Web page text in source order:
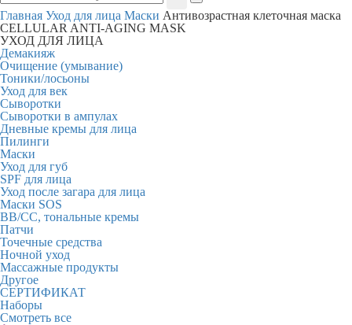
Главная Уход для лица Маски Антивозрастная клеточная маска
CELLULAR ANTI-AGING MASK
УХОД ДЛЯ ЛИЦА
Демакияж
Очищение (умывание)
Тоники/лосьоны
Уход для век
Сыворотки
Сыворотки в ампулах
Дневные кремы для лица
Пилинги
Маски
Уход для губ
SPF для лица
Уход после загара для лица
Маски SOS
BB/CC, тональные кремы
Патчи
Точечные средства
Ночной уход
Массажные продукты
Другое
СЕРТИФИКАТ
Наборы
Смотреть все